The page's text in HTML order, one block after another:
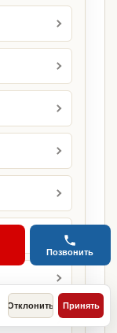
Отклонить Принять
Позвонить